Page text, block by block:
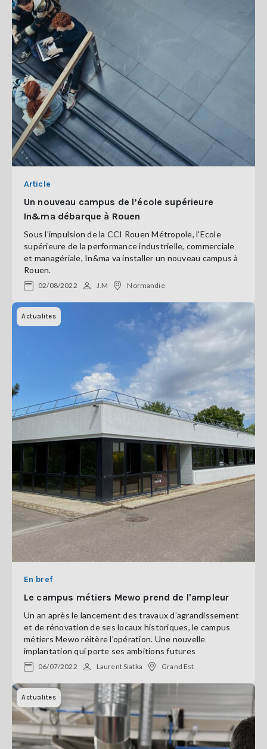
Article
Un nouveau campus de l’école supérieure
In&ma débarque à Rouen
Sous l’impulsion de la CCI Rouen Métropole, l'Ecole
supérieure de la performance industrielle, commerciale
et managériale, In&ma va installer un nouveau campus à
Rouen.
02/08/2022 J.M Normandie
Actualites
En bref
Le campus métiers Mewo prend de l'ampleur
Un an après le lancement des travaux d’agrandissement
et de rénovation de ses locaux historiques, le campus
métiers Mewo réitère l’opération. Une nouvelle
implantation qui porte ses ambitions futures
06/07/2022 Laurent Siatka Grand Est
Actualites